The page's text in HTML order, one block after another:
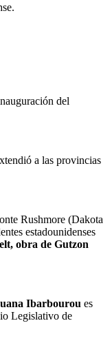
del
a las provincias
Rushmore (Dakota
estadounidenses
obra de Gutzon
Ibarbourou es
Legislativo de